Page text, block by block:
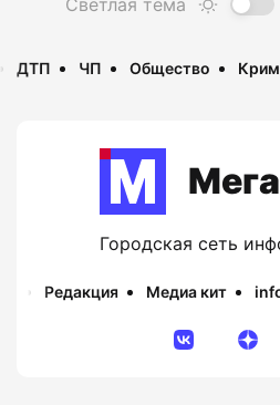
ДТП ЧП Общество
Городская сеть
Редакция Медиа кит